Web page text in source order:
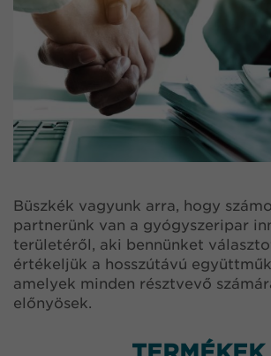
Büszkék vagyunk arra, hogy
partnerünk van a gyógyszeripar
területéről, aki bennünket
értékeljük a hosszútávú
amelyek minden résztvevő
előnyösek.